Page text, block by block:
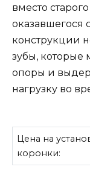
вместо
оказавшегося
конструкции
зубы, которые
опоры и
нагрузку во
Цена на
коронки: